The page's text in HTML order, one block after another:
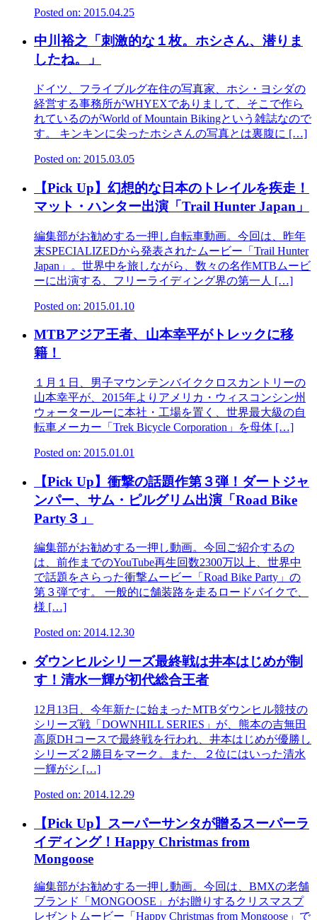
Posted on: 2015.04.25
中川裕之「刺激的な１枚。ホシさん、潜りま
したね。」
ドイツ、フライブルグ在住の写真家、ホシ・ヨシダの
経営する事務所がWHYEXでありまして、そこで作ら
れているのがWorld of Mountain Bikingという雑誌なので
す。 キンキンに尖ったホシさんの写真とは裏腹に […]
Posted on: 2015.03.05
【Pick Up】幻想的な日本のトレイルを疾走！
マット・ハンター出演「Trail Hunter Japan」
編集部がお勧めする一押し自転車動画。今回は、昨年
末SPECIALIZEDから発表されたムービー「Trail Hunter
Japan」。世界中を旅しながら、数々の名作MTBムービ
ーに出演する、フリーライディング界の第一人 […]
Posted on: 2015.01.10
MTBアジア王者、山本幸平がトレックに移
籍！
１月１日、男子マウンテンバイククロスカントリーの
山本幸平が、2015年よりアメリカ・ウィスコンシン州
ウォータールーに本社・工場を置く、世界最大級の自
転車メーカー「Trek Bicycle Corporation」を母体 […]
Posted on: 2015.01.01
【Pick Up】衝撃の話題作第３弾！ダートジャ
ンパー、サム・ピルグリム出演「Road Bike
Party３」
編集部がお勧めする一押し動画。今回ご紹介するの
は、前作までのYouTube再生回数2300万以上、世界中
で話題をさらった衝撃ムービー「Road Bike Party」の
第３弾です。 一般的に舗装路を走るロードバイクで、
様 […]
Posted on: 2014.12.30
ダウンヒルシリーズ最終戦は井本はじめが制
す！清水一輝が初代総合王者
12月13日、今年新たに始まったMTBダウンヒル競技の
シリーズ戦「DOWNHILL SERIES」が、熊本の吉無田
高原DHコースで最終戦を行われ、井本はじめが優勝し
シリーズ２勝目をマーク。また、２位にはいった清水
一輝がシ […]
Posted on: 2014.12.29
【Pick Up】スーパーサンタが贈るスーパーラ
イディング！Happy Christmas from
Mongoose
編集部がお勧めする一押し動画。今回は、BMXの老舗
ブランド「MONGOOSE」がお贈りするクリスマスプ
レゼントムービー「Happy Christmas from Mongoose」で